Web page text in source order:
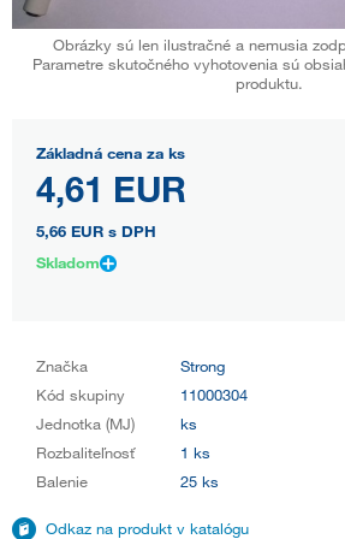
Obrázky sú len ilustračné a nemusia
Parametre skutočného vyhotovenia sú
produktu.
Základná cena za ks
4,61 EUR
5,66 EUR s DPH
Skladom
Značka
Strong
Kód skupiny
11000304
Jednotka (MJ)
ks
Rozbaliteľnosť
1 ks
Balenie
25 ks
Odkaz na produkt v katalógu